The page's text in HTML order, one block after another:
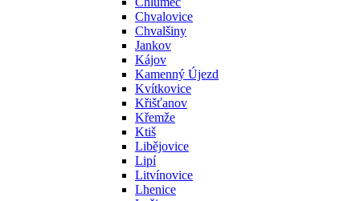
Chvalovice
Chvalšiny
Jankov
Kájov
Kamenný Újezd
Kvítkovice
Křišťanov
Křemže
Ktiš
Libějovice
Lipí
Litvínovice
Lhenice